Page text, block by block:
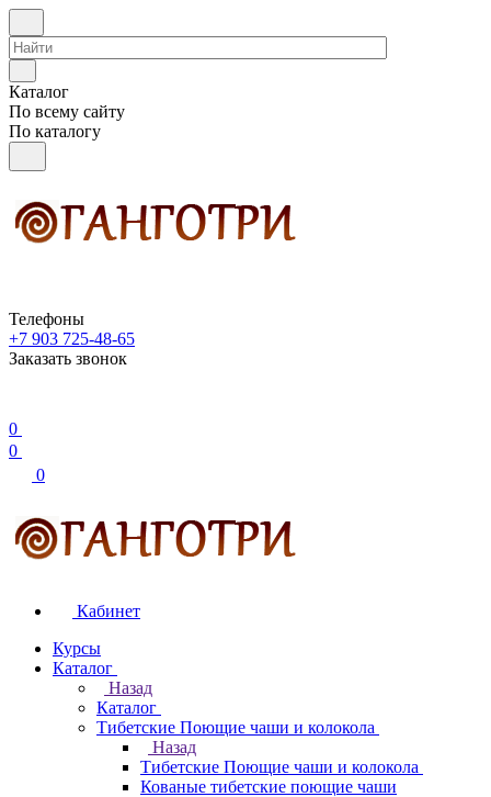
Каталог
По всему сайту
По каталогу
Телефоны
+7 903 725-48-65
Заказать звонок
0
0
0
Кабинет
Курсы
Каталог
Назад
Каталог
Тибетские Поющие чаши и колокола
Назад
Тибетские Поющие чаши и колокола
Кованые тибетские поющие чаши